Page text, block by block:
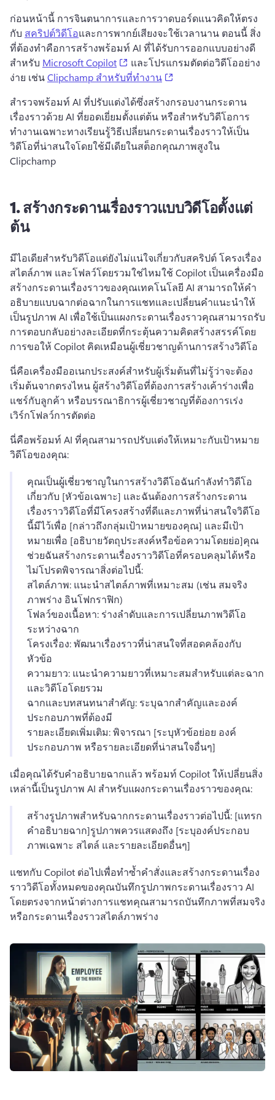
ก่อนหน้านี้ การจินตนาการและการวาดบอร์ดแนวคิดให้ตรง
กับ สคริปต์วิดีโอและการพากย์เสียงจะใช้เวลานาน ตอนนี้ สิ่ง
ที่ต้องทำคือการสร้างพร้อมท์ AI ที่ได้รับการออกแบบอย่างดี
สำหรับ Microsoft Copilot (opens in a new tab)
และโปรแกรมตัดต่อวิดีโออย่าง
ง่าย เช่น Clipchamp สำหรับที่ทำงาน
สำรวจพร้อมท์ AI ที่ปรับแต่งได้ซึ่งสร้างกรอบงานกระดาน
เรื่องราวด้วย AI ที่ยอดเยี่ยมตั้งแต่ต้น หรือสำหรับวิดีโอการ
ทำงานเฉพาะทางเรียนรู้วิธีเปลี่ยนกระดานเรื่องราวให้เป็น
วิดีโอที่น่าสนใจโดยใช้มีเดียในสต็อกคุณภาพสูงใน
Clipchamp
1.สร้างกระดานเรื่องราวแบบวิดีโอตั้งแต่
ต้น
มีไอเดียสำหรับวิดีโอแต่ยังไม่แน่ใจเกี่ยวกับสคริปต์ โครงเรื่อง
สไตล์ภาพ และโฟลว์โดยรวมใช่ไหมใช้ Copilot เป็นเครื่องมือ
สร้างกระดานเรื่องราวของคุณเทคโนโลยี AI สามารถให้คำ
อธิบายแบบฉากต่อฉากในการแชทและเปลี่ยนคำแนะนำให้
เป็นรูปภาพ AI เพื่อใช้เป็นแผงกระดานเรื่องราวคุณสามารถรับ
การตอบกลับอย่างละเอียดที่กระตุ้นความคิดสร้างสรรค์โดย
การขอให้ Copilot คิดเหมือนผู้เชี่ยวชาญด้านการสร้างวิดีโอ
นี่คือเครื่องมืออเนกประสงค์สำหรับผู้เริ่มต้นที่ไม่รู้ว่าจะต้อง
เริ่มต้นจากตรงไหน ผู้สร้างวิดีโอที่ต้องการสร้างเค้าร่างเพื่อ
แชร์กับลูกค้า หรือบรรณาธิการผู้เชี่ยวชาญที่ต้องการเร่ง
เวิร์กโฟลว์การตัดต่อ
นี่คือพร้อมท์ AI ที่คุณสามารถปรับแต่งให้เหมาะกับเป้าหมาย
วิดีโอของคุณ:
คุณเป็นผู้เชี่ยวชาญในการสร้างวิดีโอฉันกำลังทำวิดีโอ
เกี่ยวกับ [หัวข้อเฉพาะ] และฉันต้องการสร้างกระดาน
เรื่องราววิดีโอที่มีโครงสร้างที่ดีและภาพที่น่าสนใจวิดีโอ
นี้มีไว้เพื่อ [กล่าวถึงกลุ่มเป้าหมายของคุณ] และมีเป้า
หมายเพื่อ [อธิบายวัตถุประสงค์หรือข้อความโดยย่อ]คุณ
ช่วยฉันสร้างกระดานเรื่องราววิดีโอที่ครอบคลุมได้หรือ
ไม่โปรดพิจารณาสิ่งต่อไปนี้:
สไตล์ภาพ: แนะนำสไตล์ภาพที่เหมาะสม (เช่น สมจริง
ภาพร่าง อินโฟกราฟิก)
โฟลว์ของเนื้อหา: ร่างลำดับและการเปลี่ยนภาพวิดีโอ
ระหว่างฉาก
โครงเรื่อง: พัฒนาเรื่องราวที่น่าสนใจที่สอดคล้องกับ
หัวข้อ
ความยาว: แนะนำความยาวที่เหมาะสมสำหรับแต่ละฉาก
และวิดีโอโดยรวม
ฉากและบทสนทนาสำคัญ: ระบุฉากสำคัญและองค์
ประกอบภาพที่ต้องมี
รายละเอียดเพิ่มเติม: พิจารณา [ระบุหัวข้อย่อย องค์
ประกอบภาพ หรือรายละเอียดที่น่าสนใจอื่นๆ]
เมื่อคุณได้รับคำอธิบายฉากแล้ว พร้อมท์ Copilot ให้เปลี่ยนสิ่ง
เหล่านี้เป็นรูปภาพ AI สำหรับแผงกระดานเรื่องราวของคุณ:
สร้างรูปภาพสำหรับฉากกระดานเรื่องราวต่อไปนี้: [แทรก
คำอธิบายฉาก]รูปภาพควรแสดงถึง [ระบุองค์ประกอบ
ภาพเฉพาะ สไตล์ และรายละเอียดอื่นๆ]
แชทกับ Copilot ต่อไปเพื่อทำซ้ำคำสั่งและสร้างกระดานเรื่อง
ราววิดีโอทั้งหมดของคุณบันทึกรูปภาพกระดานเรื่องราว AI
โดยตรงจากหน้าต่างการแชทคุณสามารถบันทึกภาพที่สมจริง
หรือกระดานเรื่องราวสไตล์ภาพร่าง